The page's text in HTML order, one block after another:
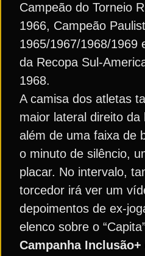
Campeão do Torneio
1966, Campeão
1965/1967/1968/1969
da Recopa Sul-
1968.
A camisa dos atletas
maior lateral direito da
além de uma faixa de
o minuto de silêncio,
placar. No intervalo,
torcedor irá ver um
depoimentos de ex-
elenco sobre o
Campanha Inclusão+